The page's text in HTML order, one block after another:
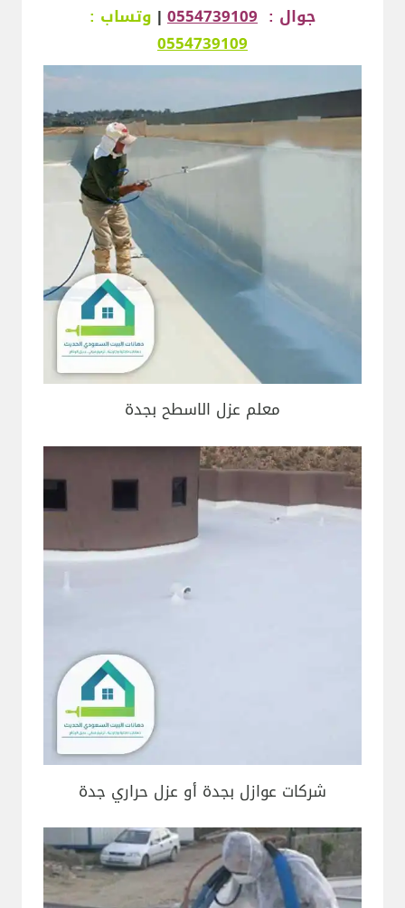
جوال : 0554739109
| وتساب :
0554739109
معلم عزل الاسطح بجدة
شركات عوازل بجدة أو عزل حراري جدة